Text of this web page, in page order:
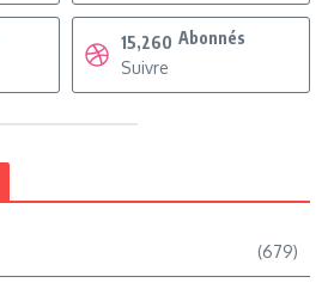
15,260 Abonnés
Suivre
(679)